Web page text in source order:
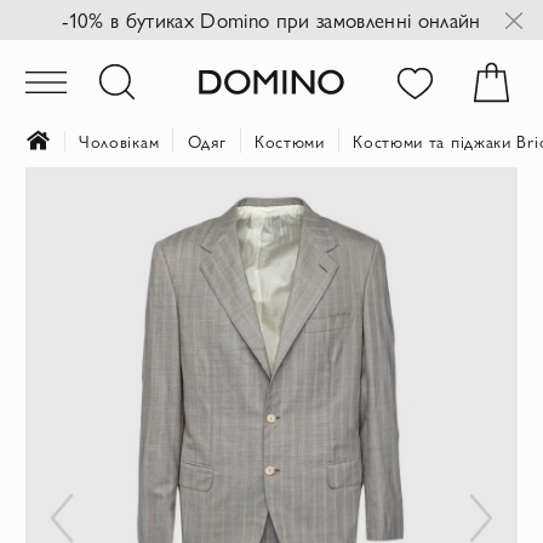
-10% в бутиках Domino при замовленні онлайн
Чоловікам Одяг Костюми Костюми та піджаки